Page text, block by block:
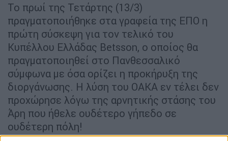
Το πρωί της Τετάρτης (13/3)
πραγματοποιήθηκε στα γραφεία της ΕΠΟ η
πρώτη σύσκεψη για τον τελικό του
Κυπέλλου Ελλάδας Betsson, o οποίος θα
πραγματοποιηθεί στο Πανθεσσαλικό
σύμφωνα με όσα ορίζει η προκήρυξη της
διοργάνωσης. Η λύση του ΟΑΚΑ εν τέλει δεν
προχώρησε λόγω της αρνητικής στάσης του
Άρη που ήθελε ουδέτερο γήπεδο σε
ουδέτερη πόλη!